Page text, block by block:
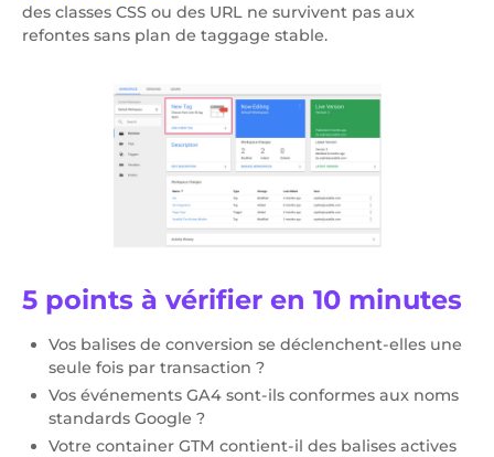
des classes CSS ou des URL ne survivent pas aux
refontes sans plan de taggage stable.
5 points à vérifier en 10 minutes
Vos balises de conversion se déclenchent-elles une
seule fois par transaction ?
Vos événements GA4 sont-ils conformes aux noms
standards Google ?
Votre container GTM contient-il des balises actives